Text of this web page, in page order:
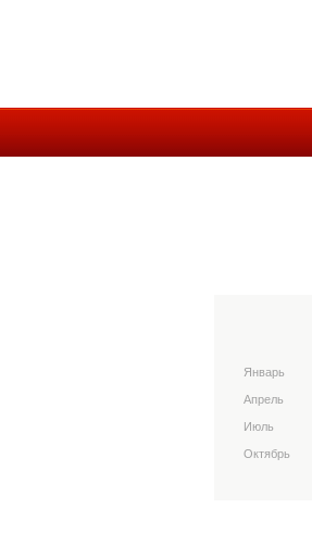
Январь
Апрель
Июль
Октябрь